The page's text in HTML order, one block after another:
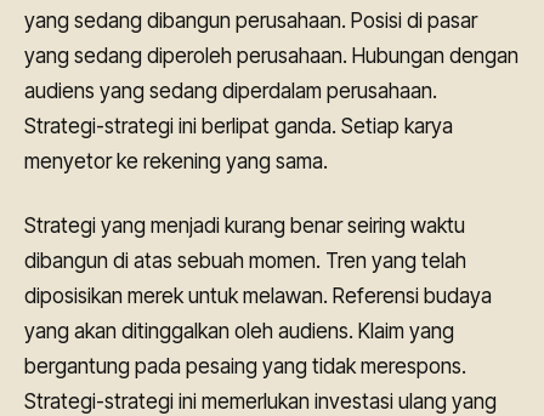
yang sedang dibangun perusahaan. Posisi di pasar
yang sedang diperoleh perusahaan. Hubungan dengan
audiens yang sedang diperdalam perusahaan.
Strategi-strategi ini berlipat ganda. Setiap karya
menyetor ke rekening yang sama.
Strategi yang menjadi kurang benar seiring waktu
dibangun di atas sebuah momen. Tren yang telah
diposisikan merek untuk melawan. Referensi budaya
yang akan ditinggalkan oleh audiens. Klaim yang
bergantung pada pesaing yang tidak merespons.
Strategi-strategi ini memerlukan investasi ulang yang